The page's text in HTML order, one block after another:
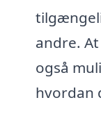
andre.
også
hvordan